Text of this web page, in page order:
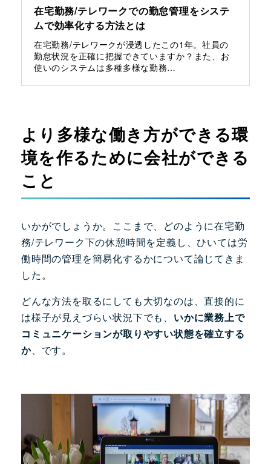
在宅勤務/テレワークでの勤怠管理をシステ
ムで効率化する方法とは
在宅勤務/テレワークが浸透したこの1年。社員の
勤怠状況を正確に把握できていますか？また、お
使いのシステムは多種多様な勤務…
より多様な働き方ができる環
境を作るために会社ができる
こと
いかがでしょうか。ここまで、どのように在宅勤
務/テレワーク下の休憩時間を定義し、ひいては労
働時間の管理を簡易化するかについて論じてきま
した。
どんな方法を取るにしても大切なのは、直接的に
は様子が見えづらい状況下でも、 いかに業務上で
コミュニケーションが取りやすい状態を確立する
か、です。